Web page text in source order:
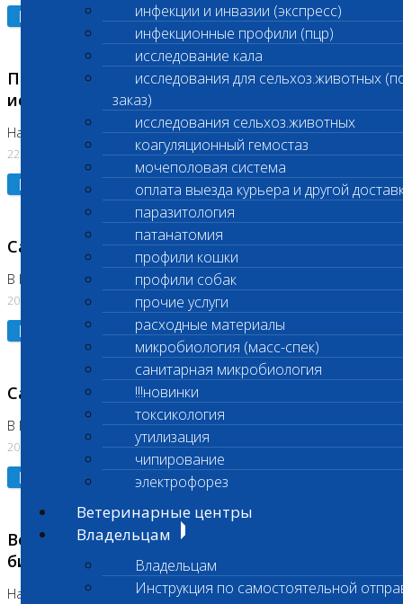
инфекции и инвазии (экспресс)
инфекционные профили (пцр)
исследование кала
исследования для сельхоз.животных
заказ)
исследования сельхоз.животных
коагуляционный гемостаз
мочеполовая система
оплата выезда курьера и другой
паразитология
патанатомия
профили кошки
профили собак
прочие услуги
расходные материалы
микробиология (масс-спек)
санитарная микробиология
!!!новинки
токсикология
утилизация
чипирование
электрофорез
Ветеринарные центры
Владельцам
Владельцам
Инструкция по самостоятельной
Подробнее
Приостановлено выполнение биохимических
исследований
На Нагорной. Код ( 123,310,309)
22.07.2026
Подробнее
Санитарные дни
В Коломне 24.07.2026 и 28.07.2026
20.07.2026
Подробнее
Санитарный день
В Бутово 21.07.2026
20.07.2026
Подробнее
Возобновлено выполнение срочных
биохимических исследований
На Нагорной